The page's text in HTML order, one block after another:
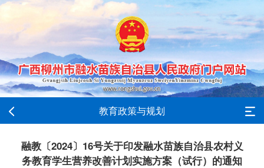
教育政策与规划
融教〔2024〕16号关于印发融水苗族自治县农村义
务教育学生营养改善计划实施方案（试行）的通知